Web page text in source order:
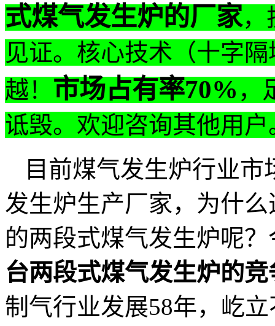
式煤气发生炉的厂家，
见证。核心技术（十字
越！ 市场占有率70% ，
诋毁。欢迎咨询其他用户
目前煤气发生炉行业
发生炉生产厂家，为什
的两段式煤气发生炉呢
台两段式煤气发生炉的
制气行业发展58年，屹